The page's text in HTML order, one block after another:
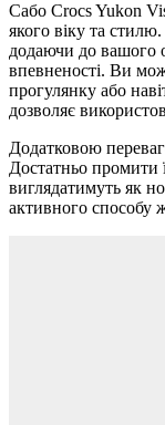
Сабо Crocs Yukon
якого віку та
додаючи до вашого
впевненості. Ви
прогулянку або
дозволяє
Додатковою
Достатньо промити
виглядатимуть як
активного способу